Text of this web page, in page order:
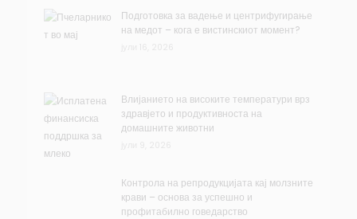
Подготовка за вадење и центрифугирање
на медот – кога е вистинскиот момент?
Влијанието на високите температури врз
здравјето и продуктивноста на
домашните животни
Контрола на репродукцијата кај молзните
крави – основа за успешно и
профитабилно говедарство